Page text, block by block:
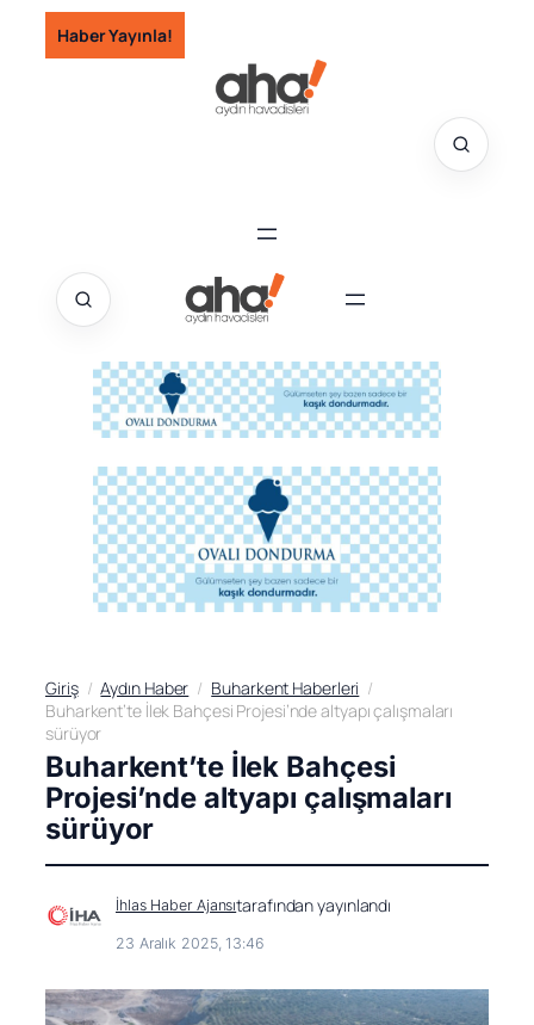
İçeriğe
geç
Haber Yayınla!
Giriş Aydın Haber
Buharkent Haberleri
Buharkent’te İlek Bahçesi Projesi’nde altyapı çalışmaları
sürüyor
Buharkent’te İlek Bahçesi
Projesi’nde altyapı çalışmaları
sürüyor
İhlas Haber Ajansıtarafından yayınlandı
23 Aralık 2025, 13:46